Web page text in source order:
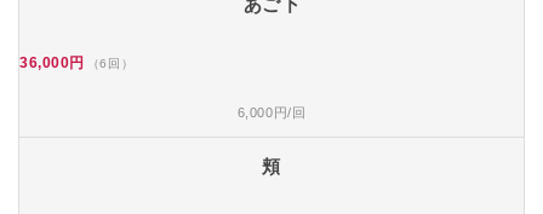
36,000円 （6回）
6,000円/回
頬